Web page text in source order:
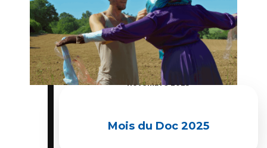
Du 01 novembre 2025 au 30
novembre 2025
Mois du Doc 2025